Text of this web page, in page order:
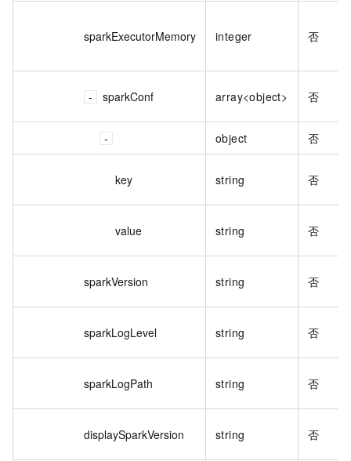
sparkExecutorMemory integer 否
sparkConf array<object> 否
object 否
key string 否
value string 否
sparkVersion string 否
sparkLogLevel string 否
sparkLogPath string 否
displaySparkVersion string 否